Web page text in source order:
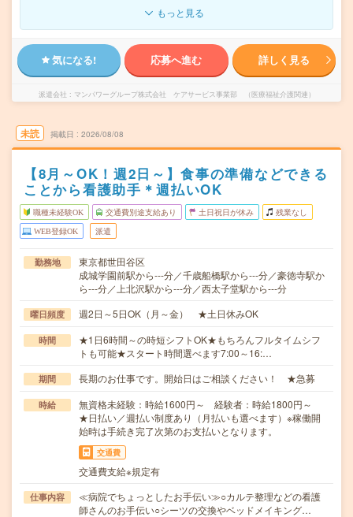
もっと見る
気になる! 応募へ進む 詳しく見る
派遣会社 マンパワーグループ株式会社 ケアサービス事業部 （医療福祉介護関連）
未読 掲載日 2026/08/08
【8月～OK！週2日～】食事の準備などできる
ことから看護助手＊週払いOK
職種未経験OK 交通費別途支給あり 土日祝日が休み 残業なし
WEB登録OK 派遣
勤務地
東京都世田谷区
成城学園前駅から---分／千歳船橋駅から---分／豪徳寺駅か
ら---分／上北沢駅から---分／西太子堂駅から---分
曜日頻度 週2日～5日OK（月～金） ★土日休みOK
時間
★1日6時間～の時短シフトOK★もちろんフルタイムシフ
トも可能★スタート時間選べます7:00～16:…
期間 長期のお仕事です。開始日はご相談ください！ ★急募
時給
無資格未経験：時給1600円～ 経験者：時給1800円～
★日払い／週払い制度あり（月払いも選べます）※稼働開
始時は手続き完了次第のお支払いとなります。
交通費
交通費支給※規定有
仕事内容
≪病院でちょっとしたお手伝い≫○カルテ整理などの看護
師さんのお手伝い○シーツの交換やベッドメイキング…